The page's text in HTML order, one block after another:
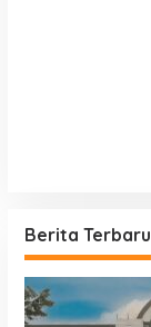
Berita Terbaru